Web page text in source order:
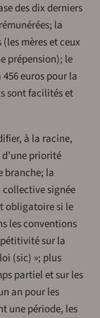
des dix derniers
la
mères et ceux
prépension); le
euros pour la
sont facilités et
à la racine,
priorité
branche; la
signée
obligatoire si le
les conventions
sur la
(sic) »; plus
partiel et sur les
an pour les
une période, les